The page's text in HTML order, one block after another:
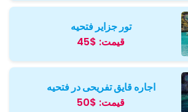
تور جزایر فتحیه
قیمت: $45
اجاره قایق تفریحی در فتحیه
قیمت: $50